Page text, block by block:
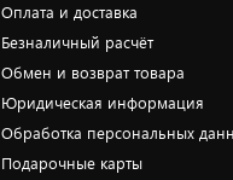
Оплата и доставка
Безналичный расчёт
Обмен и возврат товара
Юридическая информация
Обработка персональных
Подарочные карты